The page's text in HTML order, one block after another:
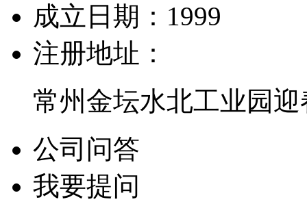
成立日期： 1999
注册地址：
常州金坛水北工业园迎
公司问答
我要提问